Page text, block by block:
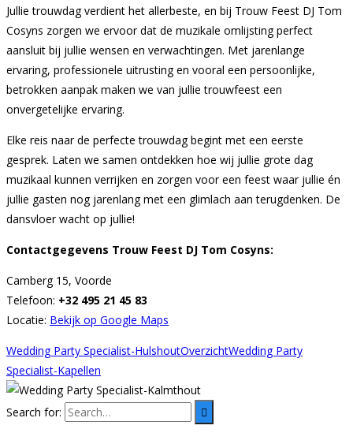
Jullie trouwdag verdient het allerbeste, en bij Trouw Feest DJ Tom
Cosyns zorgen we ervoor dat de muzikale omlijsting perfect
aansluit bij jullie wensen en verwachtingen. Met jarenlange
ervaring, professionele uitrusting en vooral een persoonlijke,
betrokken aanpak maken we van jullie trouwfeest een
onvergetelijke ervaring.
Elke reis naar de perfecte trouwdag begint met een eerste
gesprek. Laten we samen ontdekken hoe wij jullie grote dag
muzikaal kunnen verrijken en zorgen voor een feest waar jullie én
jullie gasten nog jarenlang met een glimlach aan terugdenken. De
dansvloer wacht op jullie!
Contactgegevens Trouw Feest DJ Tom Cosyns:
Camberg 15, Voorde
Telefoon: +32 495 21 45 83
Locatie: Bekijk op Google Maps
Wedding Party Specialist-HulshoutOverzichtWedding Party
Specialist-Kapellen
Search for: